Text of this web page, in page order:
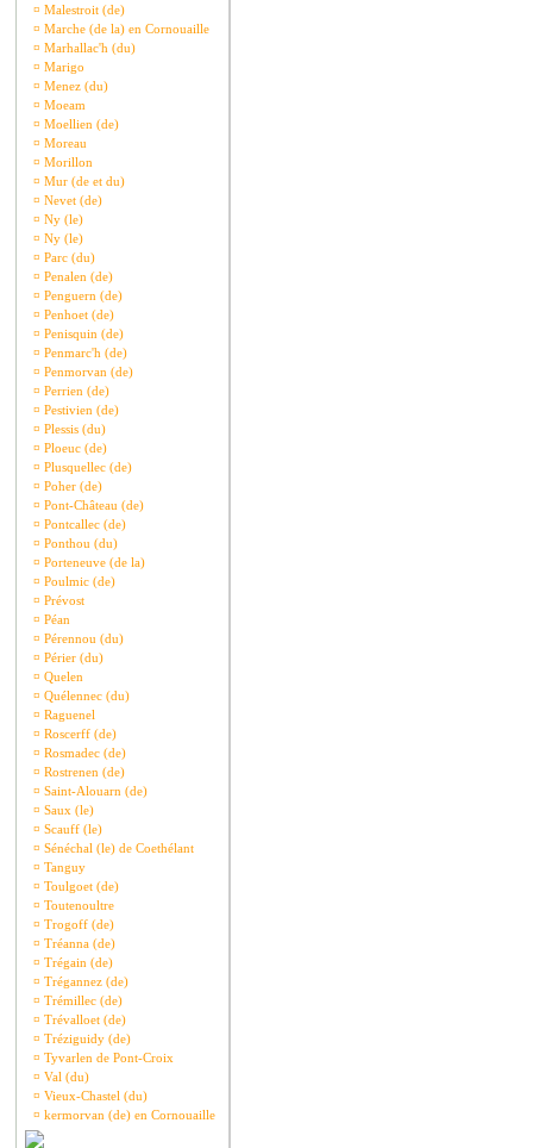
¤ Malestroit (de)
¤ Marche (de la) en Cornouaille
¤ Marhallac'h (du)
¤ Marigo
¤ Menez (du)
¤ Moeam
¤ Moellien (de)
¤ Moreau
¤ Morillon
¤ Mur (de et du)
¤ Nevet (de)
¤ Ny (le)
¤ Ny (le)
¤ Parc (du)
¤ Penalen (de)
¤ Penguern (de)
¤ Penhoet (de)
¤ Penisquin (de)
¤ Penmarc'h (de)
¤ Penmorvan (de)
¤ Perrien (de)
¤ Pestivien (de)
¤ Plessis (du)
¤ Ploeuc (de)
¤ Plusquellec (de)
¤ Poher (de)
¤ Pont-Château (de)
¤ Pontcallec (de)
¤ Ponthou (du)
¤ Porteneuve (de la)
¤ Poulmic (de)
¤ Prévost
¤ Péan
¤ Pérennou (du)
¤ Périer (du)
¤ Quelen
¤ Quélennec (du)
¤ Raguenel
¤ Roscerff (de)
¤ Rosmadec (de)
¤ Rostrenen (de)
¤ Saint-Alouarn (de)
¤ Saux (le)
¤ Scauff (le)
¤ Sénéchal (le) de Coethélant
¤ Tanguy
¤ Toulgoet (de)
¤ Toutenoultre
¤ Trogoff (de)
¤ Tréanna (de)
¤ Trégain (de)
¤ Trégannez (de)
¤ Trémillec (de)
¤ Trévalloet (de)
¤ Tréziguidy (de)
¤ Tyvarlen de Pont-Croix
¤ Val (du)
¤ Vieux-Chastel (du)
¤ kermorvan (de) en Cornouaille